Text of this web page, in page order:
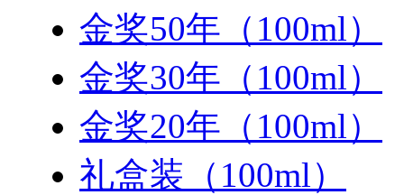
金奖50年（100ml）
金奖30年（100ml）
金奖20年（100ml）
礼盒装（100ml）